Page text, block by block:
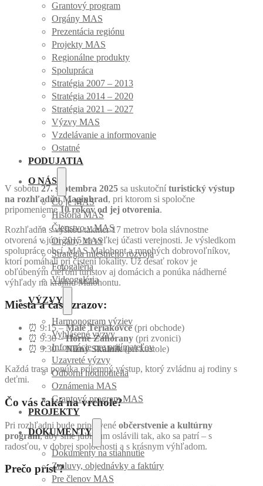
Grantový program
Orgány MAS
Prezentácia regiónu
Projekty MAS
Regionálne produkty
Spolupráca
Stratégia 2007 – 2013
Stratégia 2014 – 2020
Stratégia 2021 – 2027
Výzvy MAS
Vzdelávanie a informovanie
Ostatné
PODUJATIA
O NÁS
Čo je MAS
História MAS
Členstvo v MAS
Orgány MAS
Stratégia miestneho rozvoja
Fotogaléria
Videogaléria
VÝZVY
Harmonogram výziev
Vyhlásené výzvy
Informácie pre prijímateľov
Uzavreté výzvy
Odborní hodnotitelia
Oznámenia MAS
Grantový program MAS
PROJEKTY
DOKUMENTY
Dokumenty na stiahnutie
Zmluvy, objednávky a faktúry
Pre členov MAS
V sobotu27. septembra 2025 sa uskutoční turistický výstup
na rozhľadňu Maginhrad, pri ktorom si spoločne
pripomenieme10 rokov od jej otvorenia.
Rozhľadňa s výškou takmer 17 metrov bola slávnostne
otvorená v júni 2015 za veľkej účasti verejnosti. Je výsledkom
spolupráce obcí, MAS Malohont a mnohých dobrovoľníkov,
ktorí pomáhali pri čistení lokality. Už desať rokov je
obľúbeným cieľom turistov aj domácich a ponúka nádherné
výhľady na krajinu Malohontu.
Miesta a časy zrazov:
⏰ 9:15 –Malé Teriakovce(pri obchode)
⏰ 9:30 –Horné Zahorany (pri zvonici)
⏰ 9:30 –Nižný Skálnik(pri kostole)
Každá trasa ponúka príjemný výstup, ktorý zvládnu aj rodiny s
deťmi.
Čo vás čaká na vrchole?
Pri rozhľadni bude pripravené občerstvenie a kultúrny
program, aby sme jubileum oslávili tak, ako sa patrí – s
radosťou, v dobrej spoločnosti a s krásnym výhľadom.
Prečo prísť?